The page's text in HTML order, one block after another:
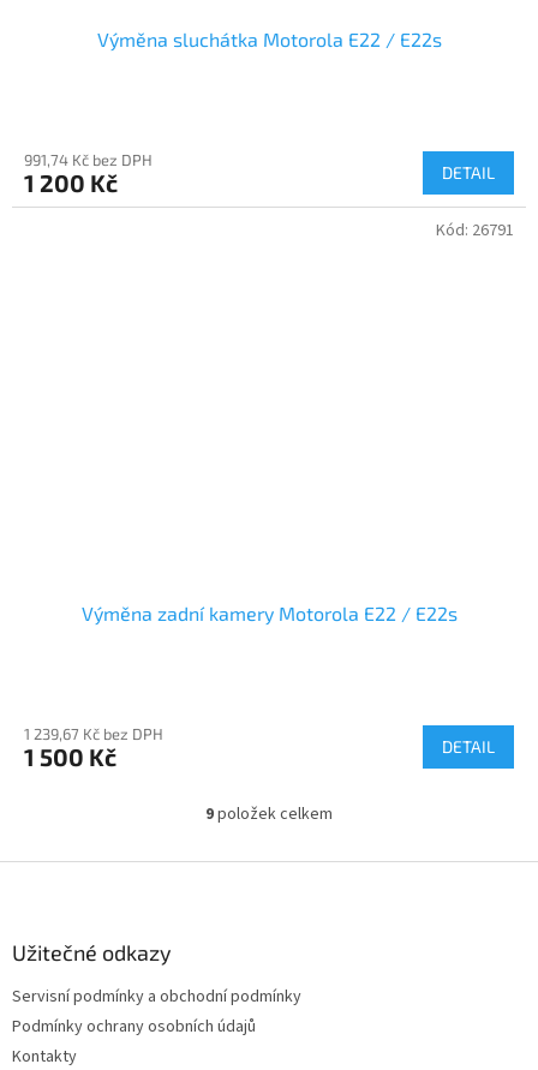
Výměna sluchátka Motorola E22 / E22s
991,74 Kč bez DPH
1 200 Kč DETAIL
Výměna zadní kamery Motorola E22 / E22s
1 239,67 Kč bez DPH
1 500 Kč DETAIL
Kód: 26791
O
l
p
9položek celkem
Užitečné odkazy
Servisní podmínky a obchodní podmínky
Podmínky ochrany osobních údajů
Kontakty